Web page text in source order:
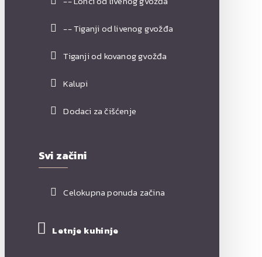
-- Tiganji od livenog gvožđa
Tiganji od kovanog gvožđa
Kalupi
Dodaci za čišćenje
Svi začini
Celokupna ponuda začina
Letnje kuhinje